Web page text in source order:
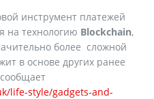
инструмент платежей
на технологию Blockchain,
более сложной
в основе других ранее
life-style/gadgets-and-